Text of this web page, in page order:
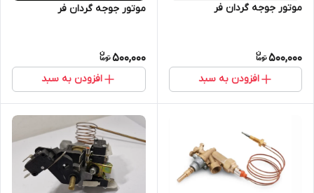
موتور جوجه گردان فر
500,000
افزودن به سبد
موتور جوجه گردان فر
500,000
افزودن به سبد